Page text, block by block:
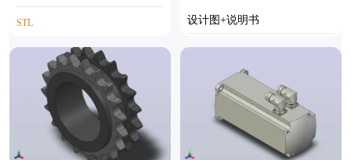
STL 设计图+说明书
UG